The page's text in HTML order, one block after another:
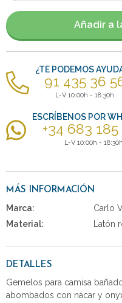
artículos
Añadir a
¿TE PODEMOS
91 435 36
L-V 10:00h - 18:30h
ESCRÍBENOS POR
+34 683 185
L-V 10:00h - 18:30h
MÁS INFORMACIÓN
Marca:
Carlo
Material:
Latón
DETALLES
Gemelos para camisa
abombados con nácar y